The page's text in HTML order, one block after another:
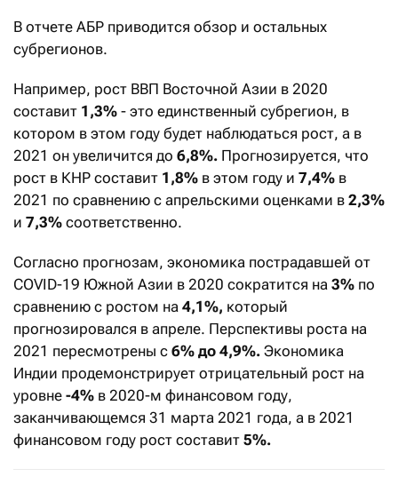
В отчете АБР приводится обзор и остальных
субрегионов.
Например, рост ВВП Восточной Азии в 2020
составит 1,3% - это единственный субрегион, в
котором в этом году будет наблюдаться рост, а в
2021 он увеличится до 6,8%. Прогнозируется, что
рост в КНР составит 1,8% в этом году и 7,4% в
2021 по сравнению с апрельскими оценками в 2,3%
и 7,3% соответственно.
Согласно прогнозам, экономика пострадавшей от
COVID-19 Южной Азии в 2020 сократится на 3% по
сравнению с ростом на 4,1%, который
прогнозировался в апреле. Перспективы роста на
2021 пересмотрены с 6% до 4,9%. Экономика
Индии продемонстрирует отрицательный рост на
уровне -4% в 2020-м финансовом году,
заканчивающемся 31 марта 2021 года, а в 2021
финансовом году рост составит 5%.